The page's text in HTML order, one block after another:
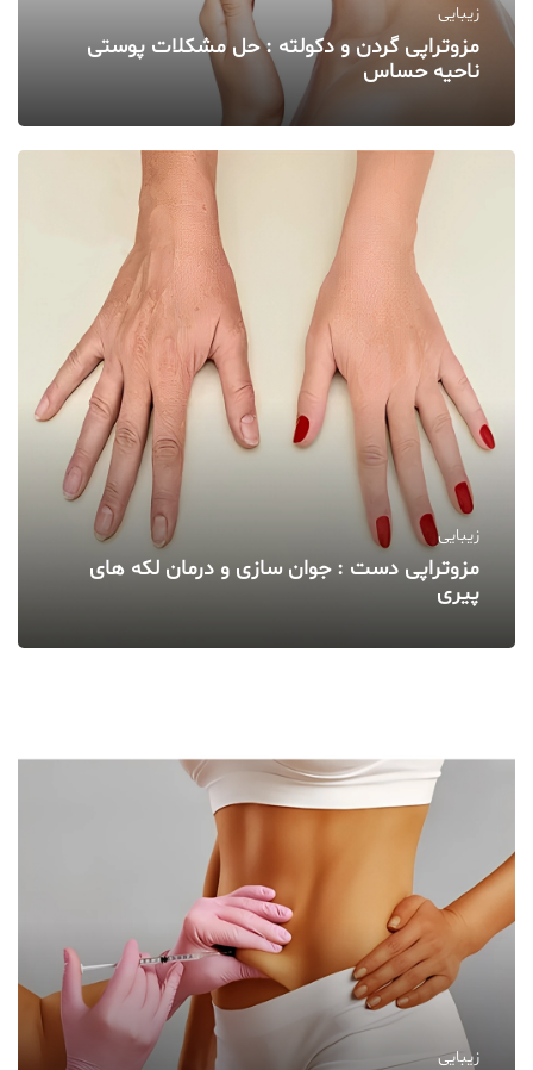
زیبایی
مزوتراپی گردن و دکولته : حل مشکلات پوستی
ناحیه حساس
زیبایی
مزوتراپی دست : جوان‌ سازی و درمان لکه‌ های
پیری
زیبایی